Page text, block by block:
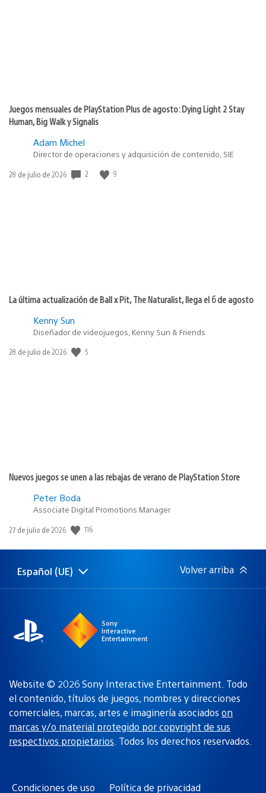
Juegos mensuales de PlayStation Plus de agosto: Dying Light 2 Stay
Human, Big Walk y Signalis
Adam Michel
Director de operaciones y adquisición de contenido, SIE
Fecha
28 de julio de 2026 2 9
La última actualización de Ball x Pit, The Naturalist, llega el 6 de agosto
Kenny Sun
Diseñador de videojuegos, Kenny Sun & Friends
Fecha
28 de julio de 2026 5
Nuevos juegos se unen a las rebajas de verano de PlayStation Store
Peter Boda
Associate Digital Promotions Manager
Fecha
publicación:
27 de julio de 2026 116
Selecciona
una
Región
actual:
Español (UE) Volver arriba
Sony
Interactive
Entertainment
Website © 2026 Sony Interactive Entertainment. Todo
el contenido, títulos de juegos, nombres y direcciones
comerciales, marcas, artes e imaginería asociados on
marcas y/o material protegido por copyright de sus
respectivos propietarios. Todos los derechos reservados.
Condiciones de uso Política de privacidad